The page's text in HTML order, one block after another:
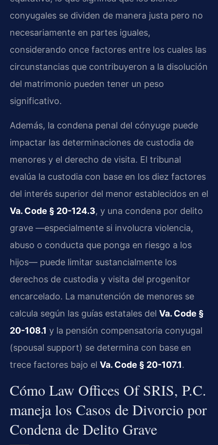
conyugales se dividen de manera justa pero no
necesariamente en partes iguales,
considerando once factores entre los cuales las
circunstancias que contribuyeron a la disolución
del matrimonio pueden tener un peso
significativo.
Además, la condena penal del cónyuge puede
impactar las determinaciones de custodia de
menores y el derecho de visita. El tribunal
evalúa la custodia con base en los diez factores
del interés superior del menor establecidos en el
Va. Code § 20-124.3, y una condena por delito
grave —especialmente si involucra violencia,
abuso o conducta que ponga en riesgo a los
hijos— puede limitar sustancialmente los
derechos de custodia y visita del progenitor
encarcelado. La manutención de menores se
calcula según las guías estatales del Va. Code §
20-108.1 y la pensión compensatoria conyugal
(spousal support) se determina con base en
trece factores bajo el Va. Code § 20-107.1.
Cómo Law Offices Of SRIS, P.C.
maneja los Casos de Divorcio por
Condena de Delito Grave